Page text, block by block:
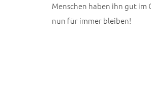
Menschen haben ihn gut
nun für immer bleiben!